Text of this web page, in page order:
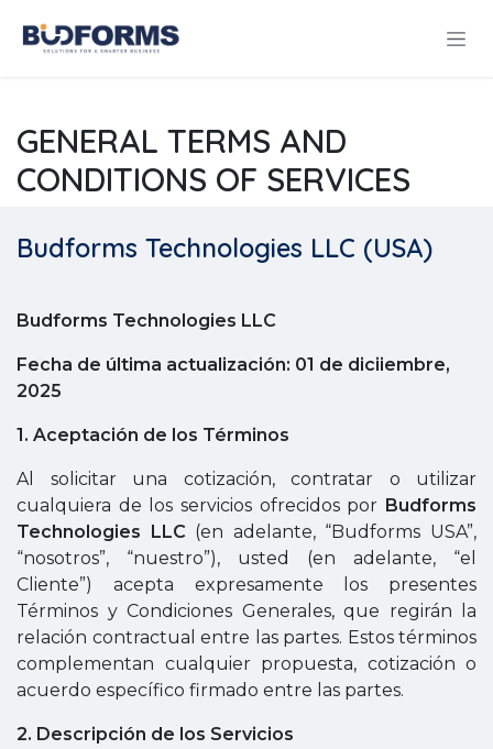
GENERAL TERMS AND
CONDITIONS OF SERVICES
Budforms Technologies LLC (USA)
Budforms Technologies LLC
Fecha de última actualización: 01 de diciiembre,
2025
1. Aceptación de los Términos
Al solicitar una cotización, contratar o utilizar
cualquiera de los servicios ofrecidos por Budforms
Technologies LLC (en adelante, “Budforms USA”,
“nosotros”, “nuestro”), usted (en adelante, “el
Cliente”) acepta expresamente los presentes
Términos y Condiciones Generales, que regirán la
relación contractual entre las partes. Estos términos
complementan cualquier propuesta, cotización o
acuerdo específico firmado entre las partes.
2. Descripción de los Servicios